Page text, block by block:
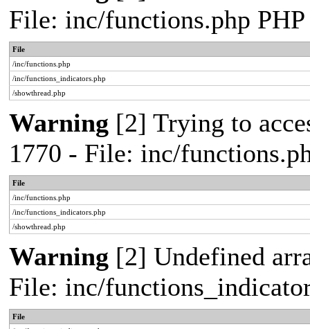
File: inc/functions.php
File
/inc/functions.php
/inc/functions_indicators.php
/showthread.php
Warning [2] Trying to
1770 - File: inc/
File
/inc/functions.php
/inc/functions_indicators.php
/showthread.php
Warning [2] Undefined
File: inc/
File